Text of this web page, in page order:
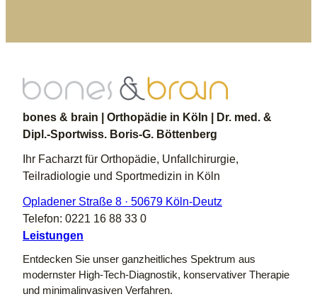
bones & brain | Orthopädie in Köln | Dr. med. &
Dipl.-Sportwiss. Boris-G. Böttenberg
Ihr Facharzt für Orthopädie, Unfallchirurgie,
Teilradiologie und Sportmedizin in Köln
Opladener Straße 8 · 50679 Köln-Deutz
Telefon: 0221 16 88 33 0
Leistungen
Entdecken Sie unser ganzheitliches Spektrum aus
modernster High-Tech-Diagnostik, konservativer Therapie
und minimalinvasiven Verfahren.